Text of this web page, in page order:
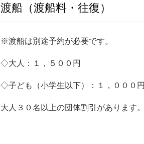
渡船（渡船料・往復）
※渡船は別途予約が必要です。
◇大人：１，５００円
◇子ども（小学生以下）：１，０００円
大人３０名以上の団体割引があります。